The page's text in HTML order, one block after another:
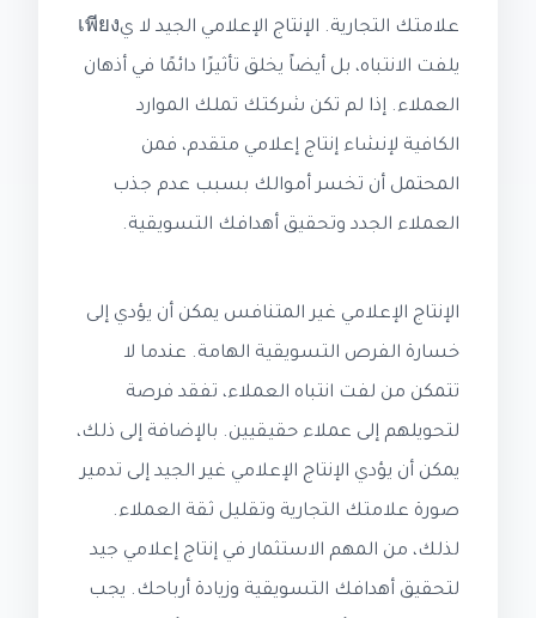
علامتك التجارية. الإنتاج الإعلامي الجيد لا يเพียง
يلفت الانتباه، بل أيضاً يخلق تأثيرًا دائمًا في أذهان
العملاء. إذا لم تكن شركتك تملك الموارد
الكافية لإنشاء إنتاج إعلامي متقدم، فمن
المحتمل أن تخسر أموالك بسبب عدم جذب
العملاء الجدد وتحقيق أهدافك التسويقية.
الإنتاج الإعلامي غير المتنافس يمكن أن يؤدي إلى
خسارة الفرص التسويقية الهامة. عندما لا
تتمكن من لفت انتباه العملاء، تفقد فرصة
لتحويلهم إلى عملاء حقيقيين. بالإضافة إلى ذلك،
يمكن أن يؤدي الإنتاج الإعلامي غير الجيد إلى تدمير
صورة علامتك التجارية وتقليل ثقة العملاء.
لذلك، من المهم الاستثمار في إنتاج إعلامي جيد
لتحقيق أهدافك التسويقية وزيادة أرباحك. يجب